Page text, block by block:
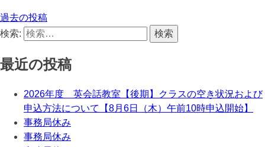
過去の投稿
検索:
最近の投稿
2026年度 英会話教室【後期】クラスの空き状況および
申込方法について【8月6日（木）午前10時申込開始】
事務局休み
事務局休み